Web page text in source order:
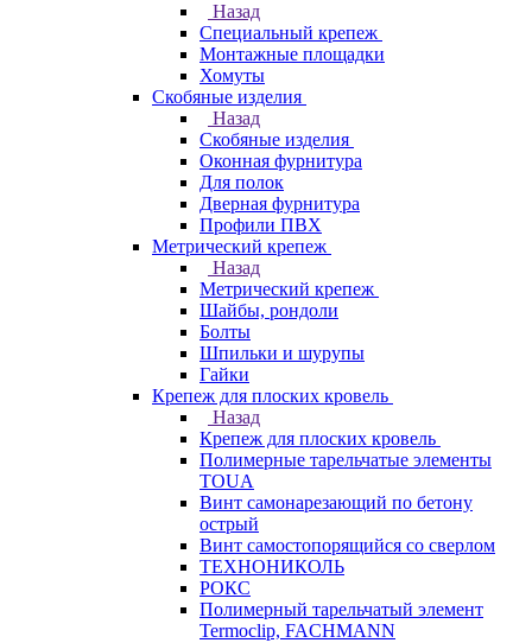
Назад
Специальный крепеж
Монтажные площадки
Хомуты
Скобяные изделия
Назад
Скобяные изделия
Оконная фурнитура
Для полок
Дверная фурнитура
Профили ПВХ
Метрический крепеж
Назад
Метрический крепеж
Шайбы, рондоли
Болты
Шпильки и шурупы
Гайки
Крепеж для плоских кровель
Назад
Крепеж для плоских кровель
Полимерные тарельчатые элементы
TOUA
Винт самонарезающий по бетону
острый
Винт самостопорящийся со сверлом
ТЕХНОНИКОЛЬ
РОКС
Полимерный тарельчатый элемент
Termoclip, FACHMANN